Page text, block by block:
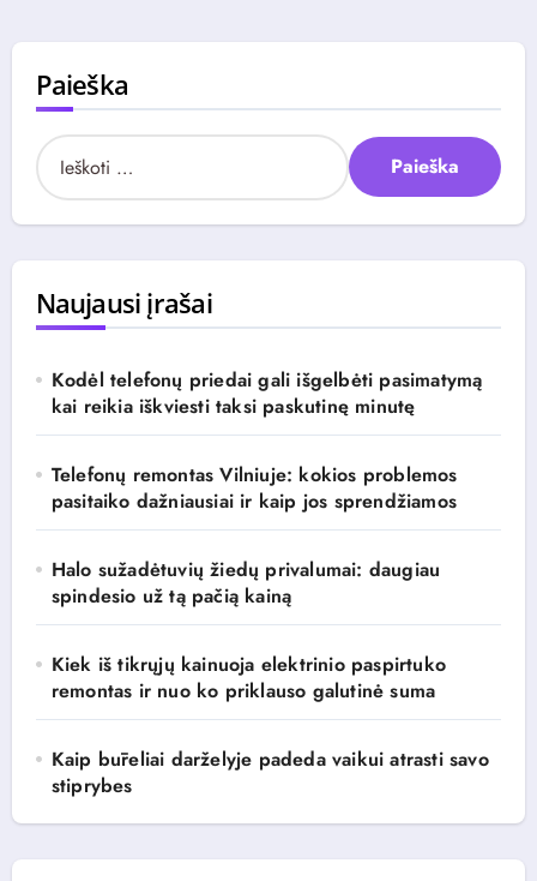
Paieška
e
k
:
Naujausi įrašai
Kodėl telefonų priedai gali išgelbėti pasimatymą
kai reikia iškviesti taksi paskutinę minutę
Telefonų remontas Vilniuje: kokios problemos
pasitaiko dažniausiai ir kaip jos sprendžiamos
Halo sužadėtuvių žiedų privalumai: daugiau
spindesio už tą pačią kainą
Kiek iš tikrųjų kainuoja elektrinio paspirtuko
remontas ir nuo ko priklauso galutinė suma
Kaip būreliai darželyje padeda vaikui atrasti savo
stiprybes